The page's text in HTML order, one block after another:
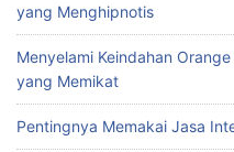
yang Menghipnotis
Menyelami Keindahan
yang Memikat
Pentingnya Memakai Jasa